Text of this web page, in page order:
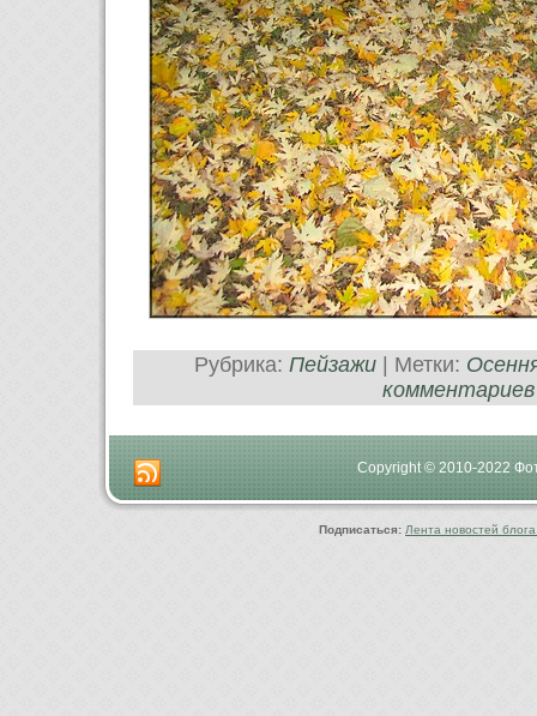
Рубрика: Пейзажи| Метки:
Copyright © 2010-2022
Подписаться: Лента новостей